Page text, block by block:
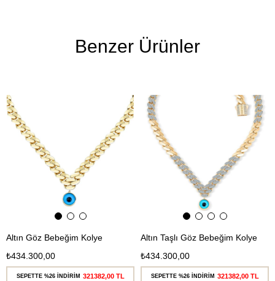
Benzer Ürünler
Altın Göz Bebeğim Kolye
₺434.300,00
Ücretsiz
Kargo
SEPETTE %26 İNDİRİM 321382,00 TL
Altın Taşlı Göz Bebeğim Kolye
₺434.300,00
Ücretsiz
Kargo
SEPETTE %26 İNDİRİM 321382,00 TL